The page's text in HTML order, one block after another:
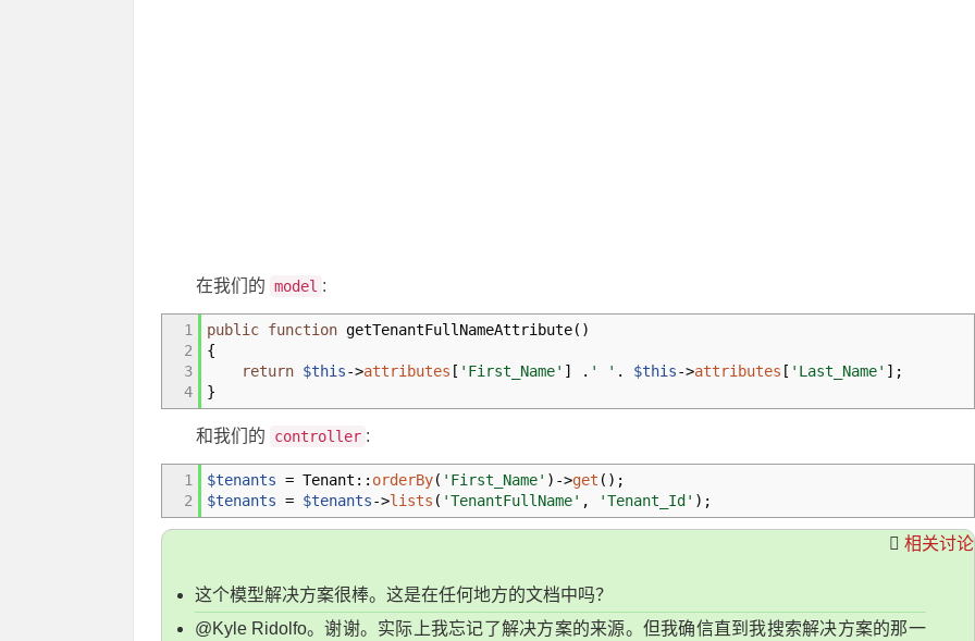
在我们的 model :
1
2
3
4
public function getTenantFullNameAttribute( )
{
return $this->attributes [ 'First_Name' ] . ' ' . $this->attributes [ 'Last_Name' ] ;
}
和我们的 controller :
1
2
$tenants = Tenant :: orderBy( 'First_Name' ) ->get ( ) ;
$tenants = $tenants->lists ( 'TenantFullName' , 'Tenant_Id' ) ;
相关讨论
这个模型解决方案很棒。这是在任何地方的文档中吗？
@Kyle Ridolfo。谢谢。实际上我忘记了解决方案的来源。但我确信直到我搜索解决方案的那一